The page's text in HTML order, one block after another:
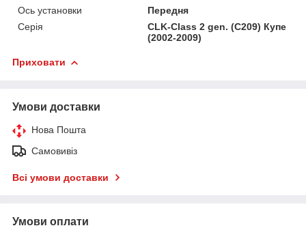
Ось установки
Передня
Серія
CLK-Class 2 gen. (C209) Купе
(2002-2009)
Приховати
Умови доставки
Нова Пошта
Самовивіз
Всі умови доставки
Умови оплати